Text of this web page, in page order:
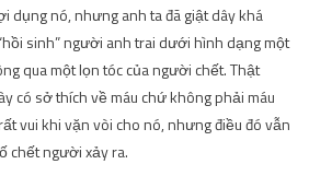
dụng nó, nhưng anh ta đã giật dây khá
sinh” người anh trai dưới hình dạng một
qua một lọn tóc của người chết. Thật
có sở thích về máu chứ không phải máu
vui khi vặn vòi cho nó, nhưng điều đó vẫn
chết người xảy ra.